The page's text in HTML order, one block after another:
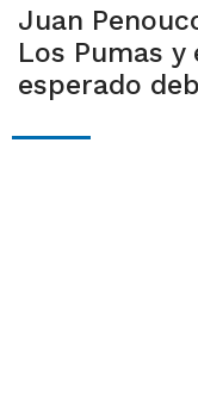
Juan
Los Pumas
esperado